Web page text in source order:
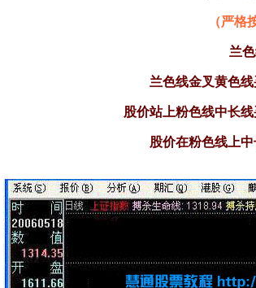
（严格
兰
兰色线金叉黄色
股价站上粉色线中长
股价在粉色线上